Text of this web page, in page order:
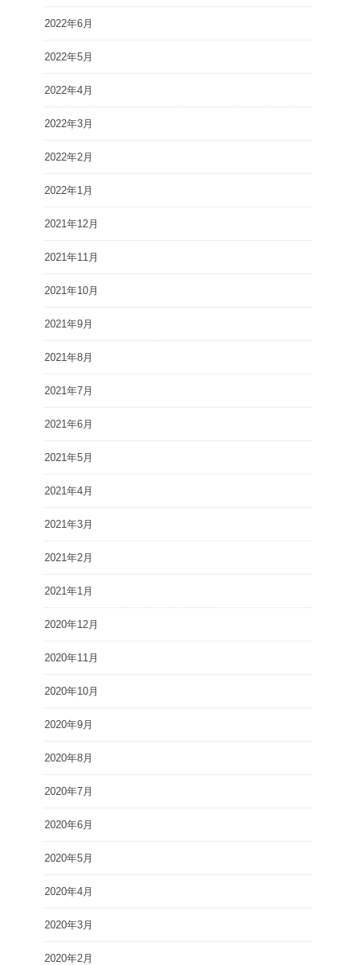
2022年6月
2022年5月
2022年4月
2022年3月
2022年2月
2022年1月
2021年12月
2021年11月
2021年10月
2021年9月
2021年8月
2021年7月
2021年6月
2021年5月
2021年4月
2021年3月
2021年2月
2021年1月
2020年12月
2020年11月
2020年10月
2020年9月
2020年8月
2020年7月
2020年6月
2020年5月
2020年4月
2020年3月
2020年2月